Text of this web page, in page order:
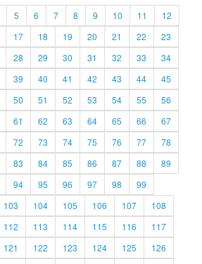
5 6 7 8 9 10 11
12
17 18 19 20 21 22
23
28 29 30 31 32 33
34
39 40 41 42 43 44
45
50 51 52 53 54 55
56
61 62 63 64 65 66
67
72 73 74 75 76 77
78
83 84 85 86 87 88
89
94 95 96 97 98
99
103 104 105 106 107
108
112 113 114 115 116
117
121 122 123 124 125
126